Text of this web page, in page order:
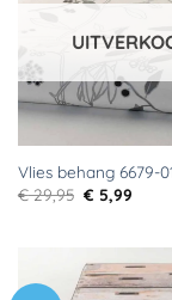
Vlies behang 6679-
€29,95
prijs
€ 5,99